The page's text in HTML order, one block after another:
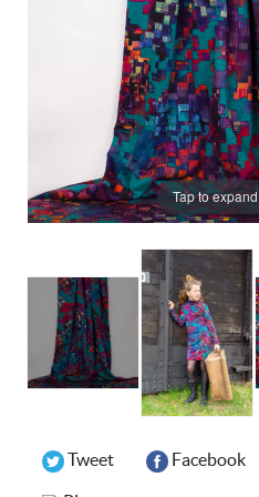
Tap to expand
Tweet Facebook